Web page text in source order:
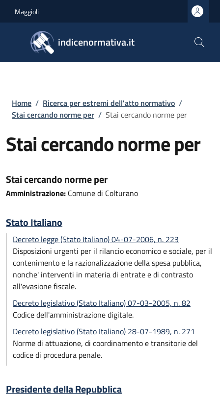
Maggioli
indicenormativa.it
Briciole di pane
Home / Ricerca per estremi dell'atto normativo /
Stai cercando norme per / Stai cercando norme per
Stai cercando norme per
Stai cercando norme per
Amministrazione: Comune di Colturano
Stato Italiano
Decreto legge (Stato Italiano) 04-07-2006, n. 223
Disposizioni urgenti per il rilancio economico e sociale, per il
contenimento e la razionalizzazione della spesa pubblica,
nonche' interventi in materia di entrate e di contrasto
all'evasione fiscale.
Decreto legislativo (Stato Italiano) 07-03-2005, n. 82
Codice dell'amministrazione digitale.
Decreto legislativo (Stato Italiano) 28-07-1989, n. 271
Norme di attuazione, di coordinamento e transitorie del
codice di procedura penale.
Presidente della Repubblica